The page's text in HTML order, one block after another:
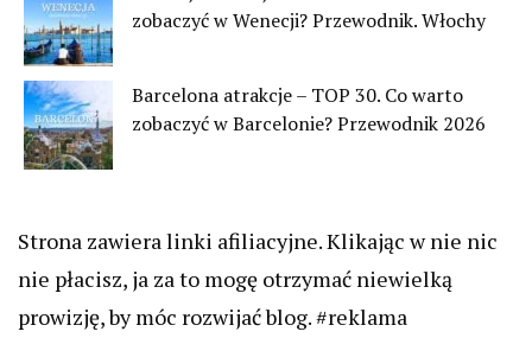
zobaczyć w Wenecji? Przewodnik. Włochy
Barcelona atrakcje – TOP 30. Co warto
zobaczyć w Barcelonie? Przewodnik 2026
Strona zawiera linki afiliacyjne. Klikając w nie nic
nie płacisz, ja za to mogę otrzymać niewielką
prowizję, by móc rozwijać blog. #reklama